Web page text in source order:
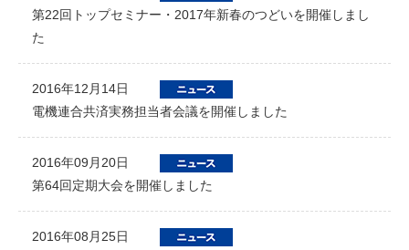
第22回トップセミナー・2017年新春のつどいを開催しまし
た
2016年12月14日
電機連合共済実務担当者会議を開催しました
2016年09月20日
第64回定期大会を開催しました
2016年08月25日